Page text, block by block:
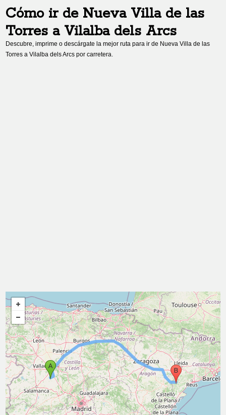
Cómo ir de Nueva Villa de las
Torres a Vilalba dels Arcs
Descubre, imprime o descárgate la mejor ruta para ir de Nueva Villa de las
Torres aVilalba dels Arcs por carretera.